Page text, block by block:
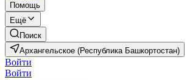
Помощь
Ещё
Поиск
Архангельское (Республика Башкортостан)
Войти
Войти